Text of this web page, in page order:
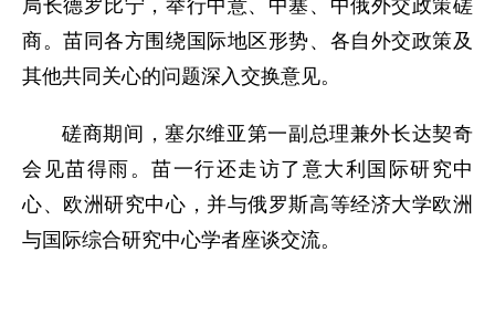
局长德罗比宁，举行中意、中塞、中俄外交政策磋
商。苗同各方围绕国际地区形势、各自外交政策及
其他共同关心的问题深入交换意见。
磋商期间，塞尔维亚第一副总理兼外长达契奇
会见苗得雨。苗一行还走访了意大利国际研究中
心、欧洲研究中心，并与俄罗斯高等经济大学欧洲
与国际综合研究中心学者座谈交流。